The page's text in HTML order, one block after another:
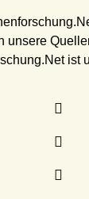
unsere
ist